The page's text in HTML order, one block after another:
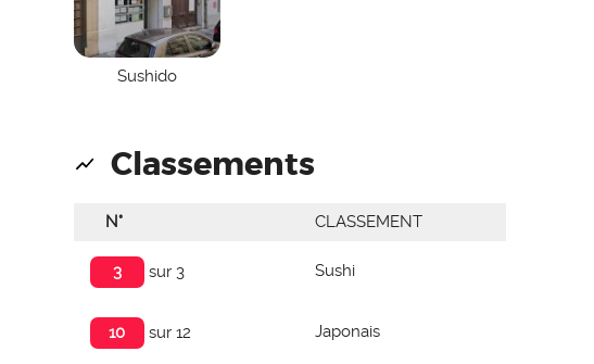
Sushido
Classements
N° CLASSEMENT
3 sur 3 Sushi
10 sur 12 Japonais